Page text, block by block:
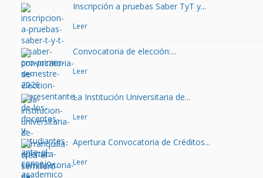
Inscripción a pruebas Saber TyT y...
Leer
Convocatoria de elección:...
Leer
La Institución Universitaria de...
Leer
Apertura Convocatoria de Créditos...
Leer